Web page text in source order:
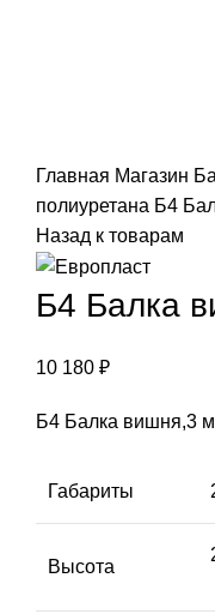
Главная Магазин
полиуретана Б4
Назад к товарам
Б4 Балка
10 180 ₽
Б4 Балка вишня,3
Габариты
Высота